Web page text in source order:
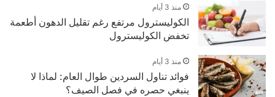
منذ 3 أيام
الكوليسترول مرتفع رغم تقليل الدهون أطعمة
تخفض الكوليسترول
منذ 3 أيام
فوائد تناول السردين طوال العام: لماذا لا
ينبغي حصره في فصل الصيف؟